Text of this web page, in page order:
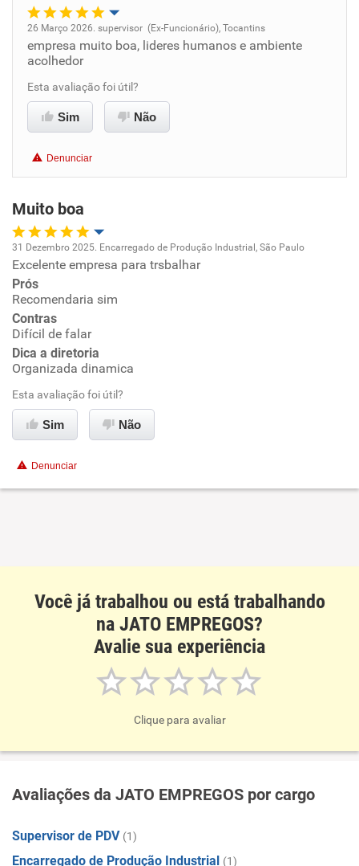
Oportunidade de promoção
Ambiente de trabalho
Conciliação com a vida familiar
Recomenda esta empresa
Recomenda a diretoria
26 Março 2026. supervisor (Ex-Funcionário), Tocantins
empresa muito boa, lideres humanos e ambiente
acolhedor
Esta avaliação foi útil?
Sim Não
Denunciar
Muito boa
Oportunidade de promoção
Ambiente de trabalho
Conciliação com a vida familiar
Recomenda esta empresa
31 Dezembro 2025. Encarregado de Produção Industrial, São Paulo
Excelente empresa para trsbalhar
Prós
Recomendaria sim
Contras
Difícil de falar
Dica a diretoria
Organizada dinamica
Esta avaliação foi útil?
Sim Não
Denunciar
Você já trabalhou ou está trabalhando
na JATO EMPREGOS?
Avalie sua experiência
Clique para avaliar
Avaliações da JATO EMPREGOS por cargo
Supervisor de PDV (1)
Encarregado de Produção Industrial (1)